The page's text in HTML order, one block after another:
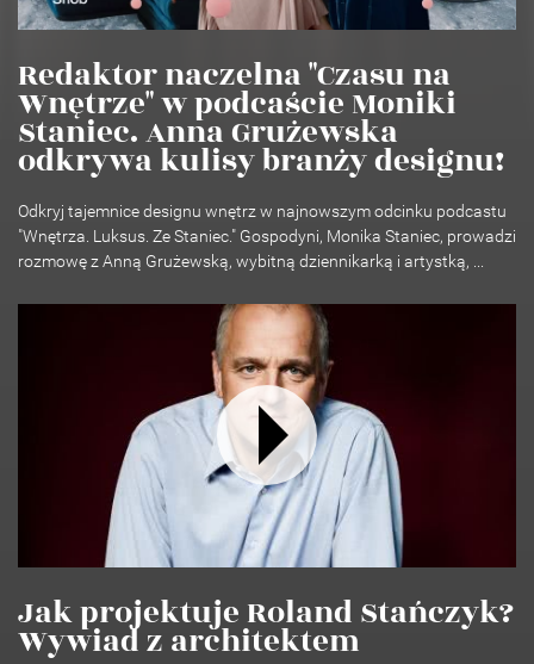
Redaktor naczelna "Czasu na
Wnętrze" w podcaście Moniki
Staniec. Anna Grużewska
odkrywa kulisy branży designu!
Odkryj tajemnice designu wnętrz w najnowszym odcinku podcastu
"Wnętrza. Luksus. Ze Staniec." Gospodyni, Monika Staniec, prowadzi
rozmowę z Anną Grużewską, wybitną dziennikarką i artystką, ...
Jak projektuje Roland Stańczyk?
Wywiad z architektem